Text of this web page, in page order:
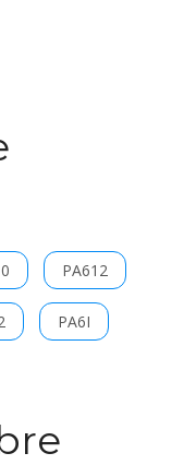
PA612
PA6I